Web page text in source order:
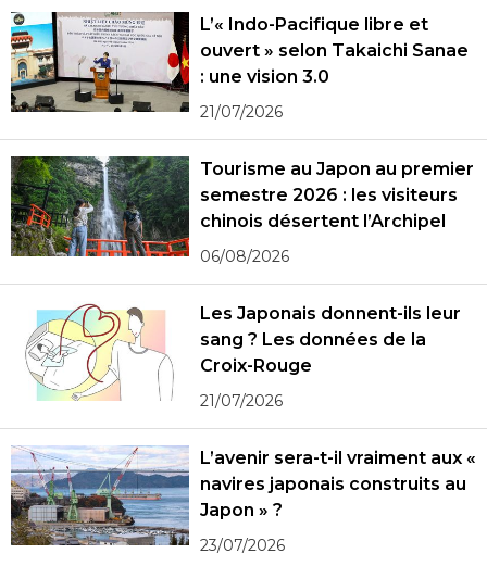
L’« Indo-Pacifique libre et
ouvert » selon Takaichi Sanae
: une vision 3.0
21/07/2026
Tourisme au Japon au premier
semestre 2026 : les visiteurs
chinois désertent l’Archipel
06/08/2026
Les Japonais donnent-ils leur
sang ? Les données de la
Croix-Rouge
21/07/2026
L’avenir sera-t-il vraiment aux «
navires japonais construits au
Japon » ?
23/07/2026